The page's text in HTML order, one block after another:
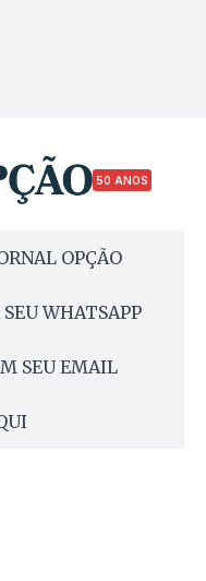
50 ANOS
OPÇÃO
WHATSAPP
SEU EMAIL